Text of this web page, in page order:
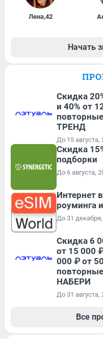
Лена,42
Начать
Скидка
и 40% от
ТРЕНД
До 15 августа,
Скидка
подборки
До 6 августа,
Интернет
роуминга
До 31
Скидка 6
от 15 000
000 ₽ от
НАБЕРИ
До 31 августа,
Все